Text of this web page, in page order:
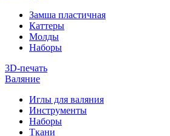
Замша пластичная
Каттеры
Молды
Наборы
3D-печать
Валяние
Иглы для валяния
Инструменты
Наборы
Ткани